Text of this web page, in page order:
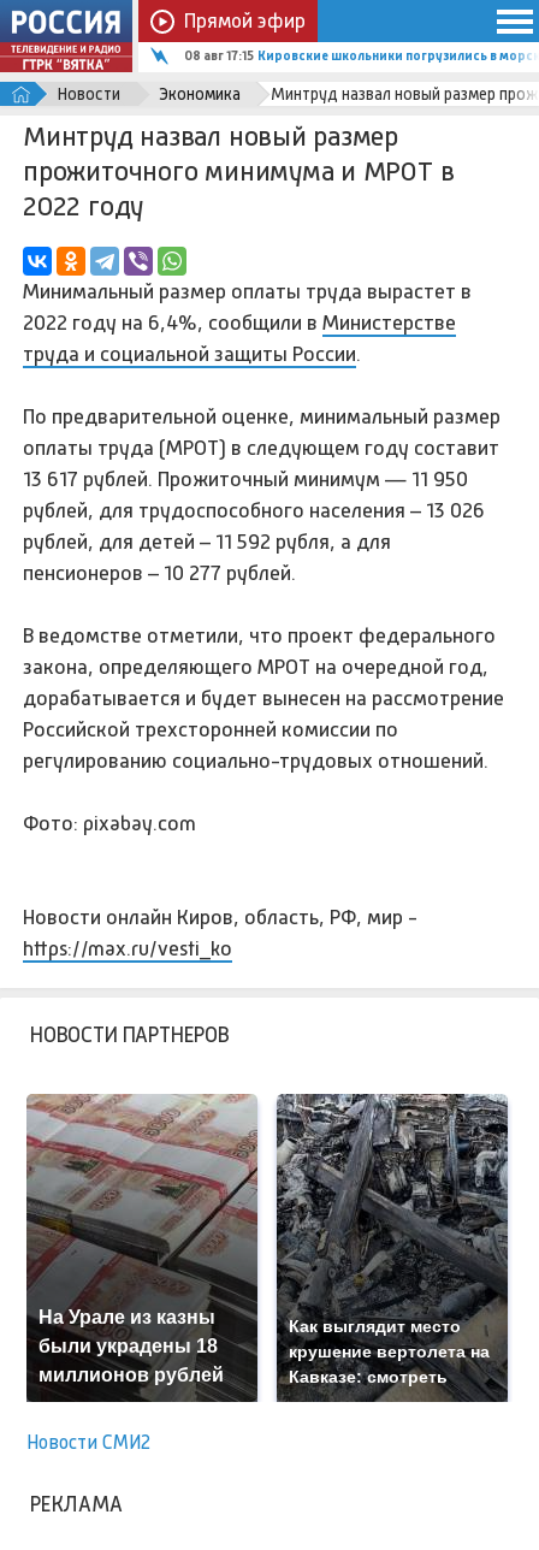
Прямой эфир
08 авг 17:15 Кировские школьники погрузились в
Новости Экономика Минтруд назвал новый размер
Минтруд назвал новый размер
прожиточного минимума и МРОТ в
2022 году
Минимальный размер оплаты труда вырастет в
2022 году на 6,4%, сообщили вМинистерстве
труда и социальной защиты России.
По предварительной оценке, минимальный размер
оплаты труда (МРОТ) в следующем году составит
13 617 рублей. Прожиточный минимум — 11 950
рублей, для трудоспособного населения – 13 026
рублей, для детей – 11 592 рубля, а для
пенсионеров – 10 277 рублей.
В ведомстве отметили, что проект федерального
закона, определяющего МРОТ на очередной год,
дорабатывается и будет вынесен на рассмотрение
Российской трехсторонней комиссии по
регулированию социально-трудовых отношений.
Фото: pixabay.com
Новости онлайн Киров, область, РФ, мир -
https://max.ru/vesti_ko
НОВОСТИ ПАРТНЕРОВ
На Урале из казны
были украдены 18
миллионов рублей
Как выглядит место
крушение вертолета на
Кавказе: смотреть
Новости СМИ2
РЕКЛАМА